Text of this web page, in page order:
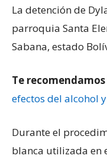
La detención de
parroquia Santa
Sabana, estado
Te
efectos del alcohol
Durante el
blanca utilizada en